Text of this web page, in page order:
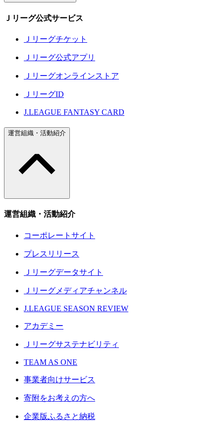
Ｊリーグ公式サービス
Ｊリーグチケット
Ｊリーグ公式アプリ
Ｊリーグオンラインストア
ＪリーグID
J.LEAGUE FANTASY CARD
運営組織・活動紹介
運営組織・活動紹介
コーポレートサイト
プレスリリース
Ｊリーグデータサイト
Ｊリーグメディアチャンネル
J.LEAGUE SEASON REVIEW
アカデミー
Ｊリーグサステナビリティ
TEAM AS ONE
事業者向けサービス
寄附をお考えの方へ
企業版ふるさと納税